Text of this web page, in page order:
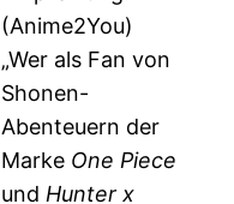
(Anime2You)
„Wer als Fan von
Shonen-
Abenteuern der
Marke One Piece
undHunter x